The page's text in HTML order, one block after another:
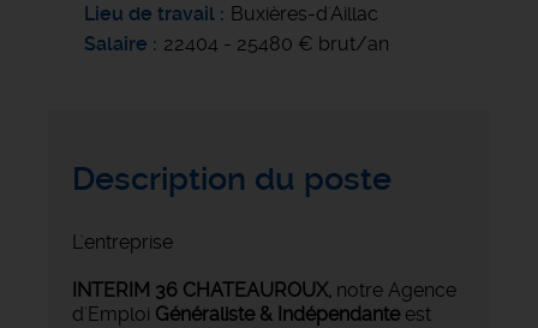
Lieu de travail
Buxières-d'Aillac
Salaire
22404 - 25480 € brut/an
Description du poste
L'entreprise
INTERIM 36 CHATEAUROUX, notre Agence
d'Emploi Généraliste & Indépendante est